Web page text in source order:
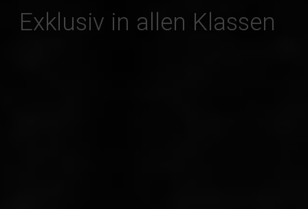
Exklusiv in allen Klassen